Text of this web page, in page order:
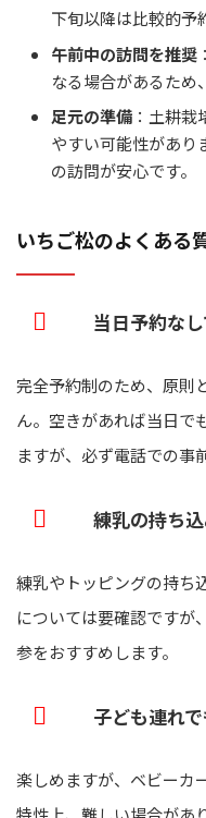
下旬以降は比較的予
午前中の訪問を推奨
なる場合があるため
足元の準備 ：土耕
やすい可能性があり
の訪問が安心です。
いちご松のよくある
当日予約な
完全予約制のため、原則
ん。空きがあれば当日で
ますが、必ず電話での事
練乳の持ち
練乳やトッピングの持ち
については要確認ですが
参をおすすめします。
子ども連れ
楽しめますが、ベビーカ